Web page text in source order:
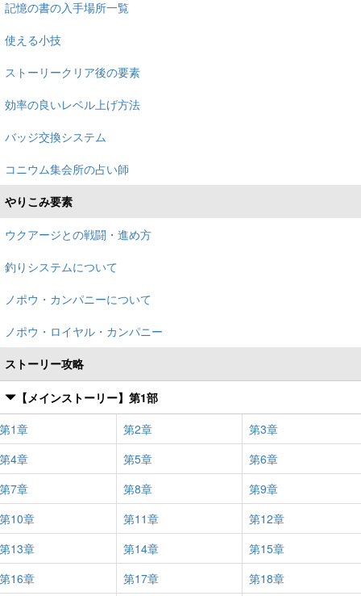
記憶の書の入手場所一覧
使える小技
ストーリークリア後の要素
効率の良いレベル上げ方法
バッジ交換システム
コニウム集会所の占い師
やりこみ要素
ウクアージとの戦闘・進め方
釣りシステムについて
ノポウ・カンパニーについて
ノポウ・ロイヤル・カンパニー
ストーリー攻略
【メインストーリー】第1部
第1章
第2章
第3章
第4章
第5章
第6章
第7章
第8章
第9章
第10章
第11章
第12章
第13章
第14章
第15章
第16章
第17章
第18章